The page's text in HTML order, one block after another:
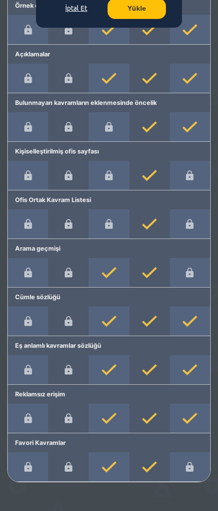
Örnek cümleler
Açıklamalar
Bulunmayan kavramların eklenmesinde öncelik
Kişiselleştirilmiş ofis sayfası
Ofis Ortak Kavram Listesi
Arama geçmişi
Cümle sözlüğü
Eş anlamlı kavramlar sözlüğü
Reklamsız erişim
Favori Kavramlar
İptal Et Yükle